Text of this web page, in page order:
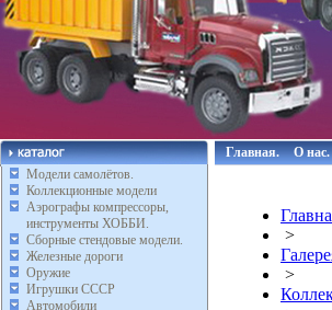
Модели самолётов.
Коллекционные модели
Аэрографы компрессоры,
инструменты ХОББИ.
Сборные стендовые модели.
Железные дороги
Оружие
Игрушки СССР
Автомобили
Главная. О нас.
>
>